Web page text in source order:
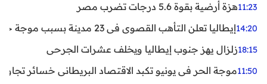
11:23هزة أرضية بقوة 5.6 درجات تضرب مصر
14:20إيطاليا تعلن التأهب القصوى في 23 مدينة بسبب موجة حر شديدة
18:15زلزال يهز جنوب إيطاليا ويخلف عشرات الجرحى
11:50موجة الحر في يونيو تكبد الاقتصاد البريطاني خسائر تجاوزت 1.5 مليار